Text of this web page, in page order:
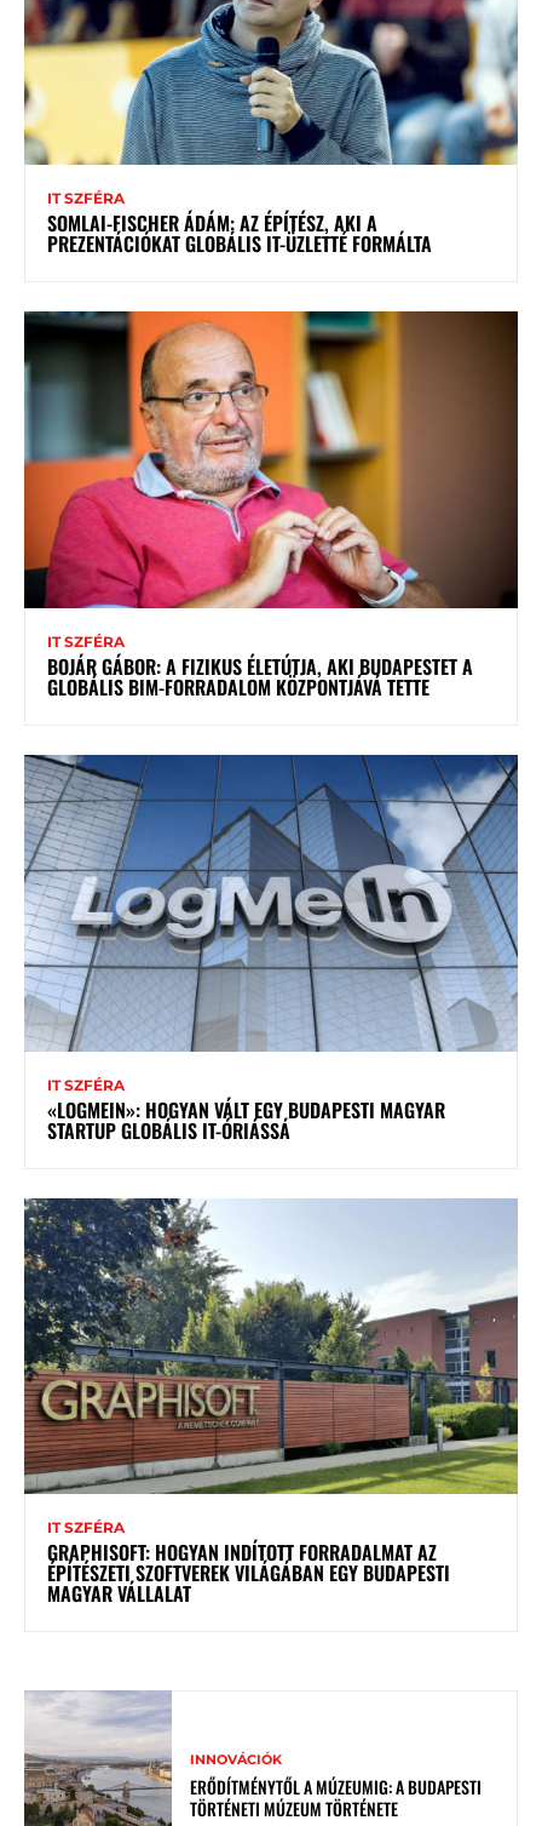
IT SZFÉRA
SOMLAI-FISCHER ÁDÁM: AZ ÉPÍTÉSZ, AKI A
PREZENTÁCIÓKAT GLOBÁLIS IT-ÜZLETTÉ FORMÁLTA
IT SZFÉRA
BOJÁR GÁBOR: A FIZIKUS ÉLETÚTJA, AKI BUDAPESTET A
GLOBÁLIS BIM-FORRADALOM KÖZPONTJÁVÁ TETTE
IT SZFÉRA
«LOGMEIN»: HOGYAN VÁLT EGY BUDAPESTI MAGYAR
STARTUP GLOBÁLIS IT-ÓRIÁSSÁ
IT SZFÉRA
GRAPHISOFT: HOGYAN INDÍTOTT FORRADALMAT AZ
ÉPÍTÉSZETI SZOFTVEREK VILÁGÁBAN EGY BUDAPESTI
MAGYAR VÁLLALAT
INNOVÁCIÓK
ERŐDÍTMÉNYTŐL A MÚZEUMIG: A BUDAPESTI
TÖRTÉNETI MÚZEUM TÖRTÉNETE